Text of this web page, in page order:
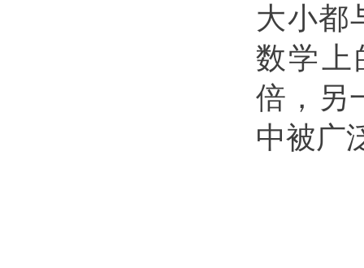
大小都
数学上
倍，另
中被广